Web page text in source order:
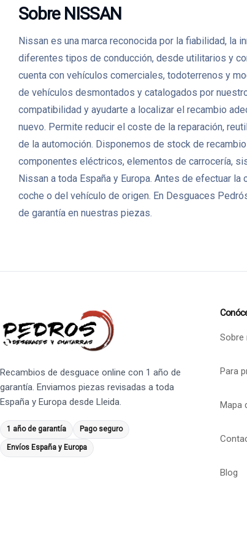
Sobre NISSAN
Nissan es una marca reconocida por la fiabilidad, la
diferentes tipos de conducción, desde utilitarios y
cuenta con vehículos comerciales, todoterrenos y
de vehículos desmontados y catalogados por
compatibilidad y ayudarte a localizar el recambio
nuevo. Permite reducir el coste de la reparación,
de la automoción. Disponemos de stock de
componentes eléctricos, elementos de carrocería,
Nissan a toda España y Europa. Antes de efectuar
coche o del vehículo de origen. En Desguaces
de garantía en nuestras piezas.
Recambios de desguace online con 1 año de
garantía. Enviamos piezas revisadas a toda
España y Europa desde Lleida.
1 año de garantía Pago seguro
Envíos España y Europa
Para
Mapa
Blog